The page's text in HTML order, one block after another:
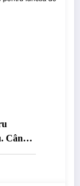
Când